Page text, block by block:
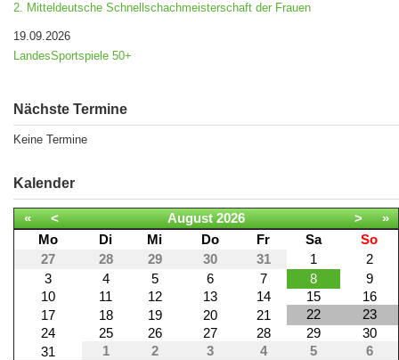
2. Mitteldeutsche Schnellschachmeisterschaft der Frauen
19.09.2026
LandesSportspiele 50+
Nächste Termine
Keine Termine
Kalender
« < August 2026 >
»
Mo
Di Mi Do Fr Sa
So
27
28 29 30 31 1
2
3
4 5 6 7 8
9
10
11 12 13 14 15
16
17
18 19 20 21 22
23
24
25 26 27 28 29
30
31
1 2 3 4 5 6